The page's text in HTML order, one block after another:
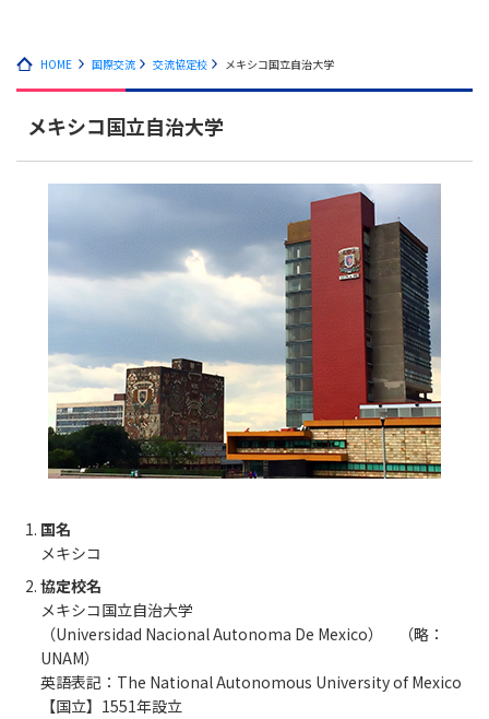
HOME 国際交流 交流協定校 メキシコ国立自治大学
メキシコ国立自治大学
国名
メキシコ
協定校名
メキシコ国立自治大学
（Universidad Nacional Autonoma De Mexico） （略：
UNAM）
英語表記：The National Autonomous University of Mexico
【国立】1551年設立